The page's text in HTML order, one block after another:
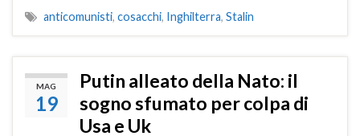
anticomunisti, cosacchi, Inghilterra, Stalin
MAG
19
Putin alleato della Nato: il
sogno sfumato per colpa di
Usa e Uk